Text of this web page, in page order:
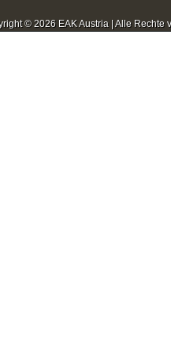
© 2026 EAK Austria | Alle Rechte